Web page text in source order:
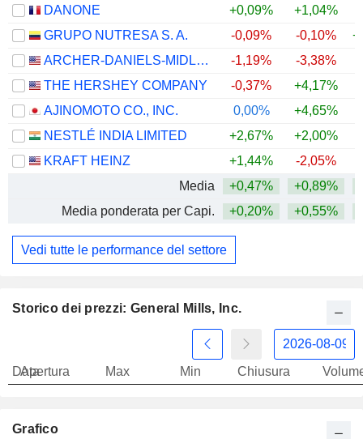
DANONE +0,09% +1,04%
GRUPO NUTRESA S. A.
-0,09% -0,10%
ARCHER-DANIELS-MIDLAND COMPANY
-1,19% -3,38%
THE HERSHEY COMPANY
-0,37% +4,17%
AJINOMOTO CO., INC.
0,00% +4,65%
NESTLÉ INDIA LIMITED
+2,67% +2,00%
KRAFT HEINZ
+1,44% -2,05%
Media
+0,47% +0,89%
Media ponderata per Capi.
+0,20% +0,55%
Vedi tutte le performance del settore
Storico dei prezzi: General Mills, Inc.
Data
Apertura Max Min Chiusura
Grafico